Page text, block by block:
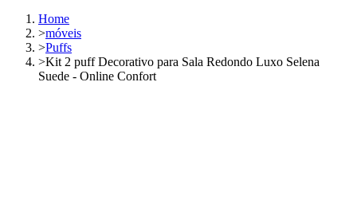
Home
>móveis
>Puffs
>Kit 2 puff Decorativo para Sala Redondo Luxo Selena
Suede - Online Confort